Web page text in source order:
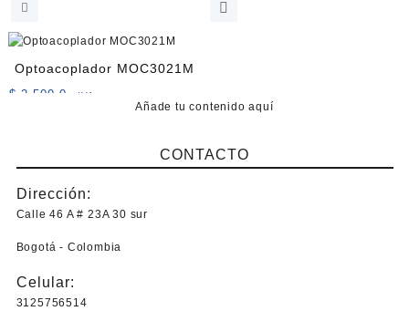
Optoacoplador MOC3021M
$ 2.500,0 +IVA
Añade tu contenido aquí
CONTACTO
Dirección:
Calle 46 A # 23A 30 sur
Bogotá - Colombia
Celular:
3125756514